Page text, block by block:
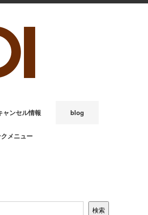
ャンセル情報 blog
クメニュー
検索